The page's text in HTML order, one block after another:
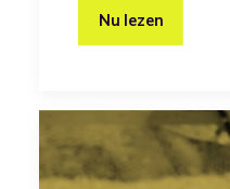
Nu lezen